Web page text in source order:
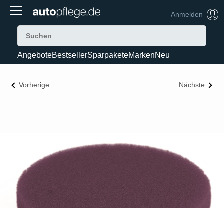
Anmelden
AngeboteBestsellerSparpaketeMarkenNeu
Vorherige Nächste